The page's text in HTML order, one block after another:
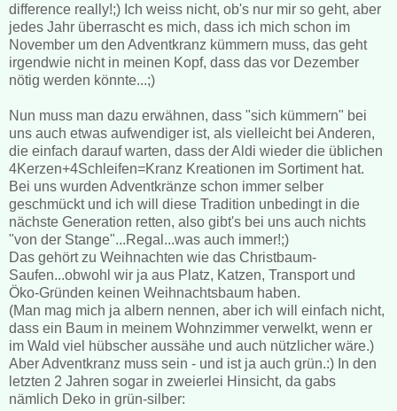
difference really!;) Ich weiss nicht, ob's nur mir so geht, aber
jedes Jahr überrascht es mich, dass ich mich schon im
November um den Adventkranz kümmern muss, das geht
irgendwie nicht in meinen Kopf, dass das vor Dezember
nötig werden könnte...;)
Nun muss man dazu erwähnen, dass "sich kümmern" bei
uns auch etwas aufwendiger ist, als vielleicht bei Anderen,
die einfach darauf warten, dass der Aldi wieder die üblichen
4Kerzen+4Schleifen=Kranz Kreationen im Sortiment hat.
Bei uns wurden Adventkränze schon immer selber
geschmückt und ich will diese Tradition unbedingt in die
nächste Generation retten, also gibt's bei uns auch nichts
"von der Stange"...Regal...was auch immer!;)
Das gehört zu Weihnachten wie das Christbaum-
Saufen...obwohl wir ja aus Platz, Katzen, Transport und
Öko-Gründen keinen Weihnachtsbaum haben.
(Man mag mich ja albern nennen, aber ich will einfach nicht,
dass ein Baum in meinem Wohnzimmer verwelkt, wenn er
im Wald viel hübscher aussähe und auch nützlicher wäre.)
Aber Adventkranz muss sein - und ist ja auch grün.:) In den
letzten 2 Jahren sogar in zweierlei Hinsicht, da gabs
nämlich Deko in grün-silber: